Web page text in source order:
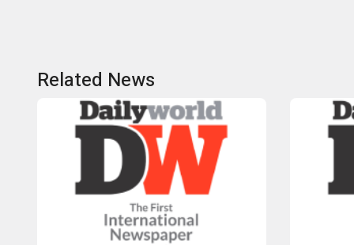
Related News